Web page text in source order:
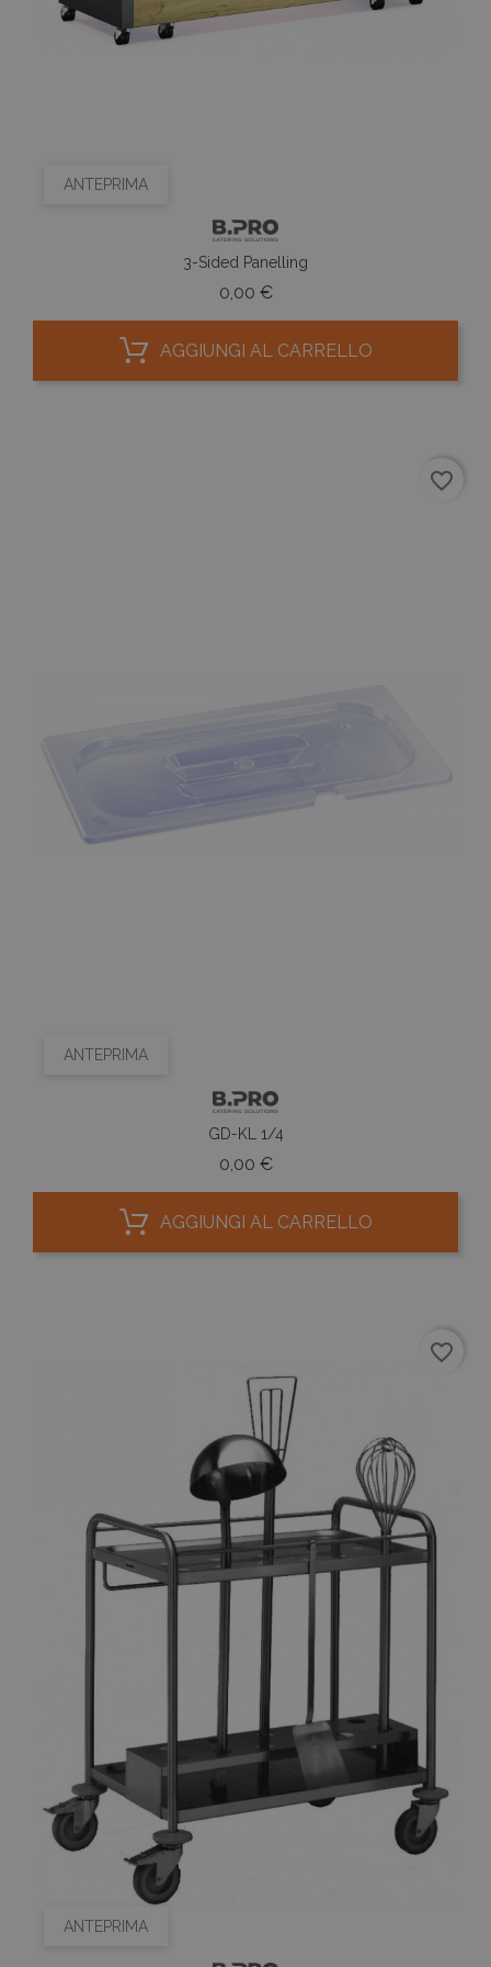
ANTEPRIMA
3-Sided Panelling
0,00 €Prezzo
AGGIUNGI AL CARRELLO
ANTEPRIMA
GD-KL 1/4
0,00 €Prezzo
AGGIUNGI AL CARRELLO
favorite_border
ANTEPRIMA
favorite_border